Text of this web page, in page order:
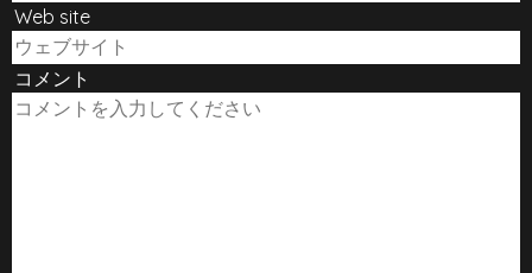
Web site
コメント